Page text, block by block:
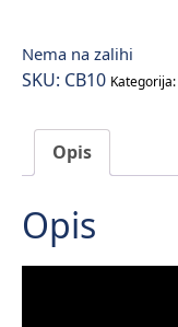
Nema na zalihi
SKU: CB10 Kategorija:
Opis
Opis